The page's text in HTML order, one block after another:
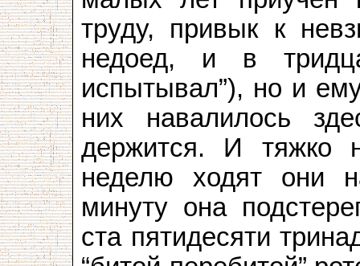
труду, привык к
недоед, и в
испытывал”), но и
них навалилось
держится. И тяжко
неделю ходят они
минуту она
ста пятидесяти